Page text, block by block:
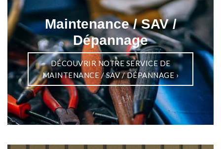
Maintenance / SAV /
Dépannage
DÉCOUVRIR NOTRE SERVICE DE
MAINTENANCE / SAV / DÉPANNAGE ›